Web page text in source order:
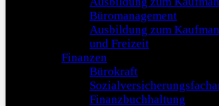
Büromanagement
Ausbildung zum
und Freizeit
Finanzen
Bürokraft
Finanzbuchhaltung